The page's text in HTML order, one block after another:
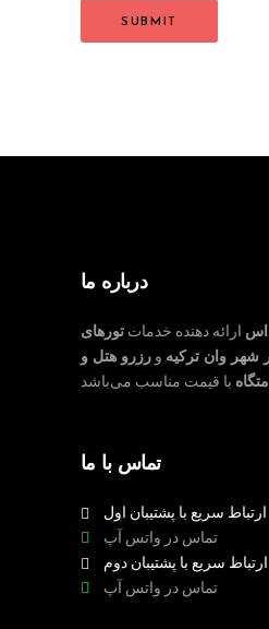
درباره ما
ارائه دهنده خدماتتورهای
وان ترکیه ورزرو هتل و
تماس با ما
سریع با پشتیبان اول
تماس در واتس آپ
سریع با پشتیبان دوم
تماس در واتس آپ